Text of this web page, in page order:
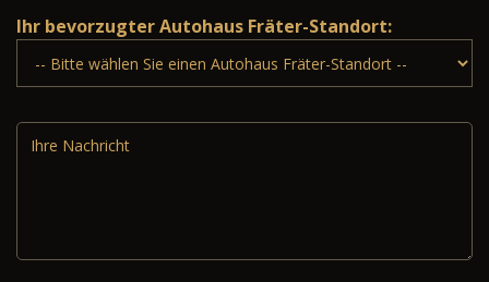
Ihr bevorzugter Autohaus Fräter-Standort: